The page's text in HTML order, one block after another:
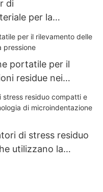
di
per la
dello stress -
portatile per il
residue nei
di stress residuo
utilizzano la